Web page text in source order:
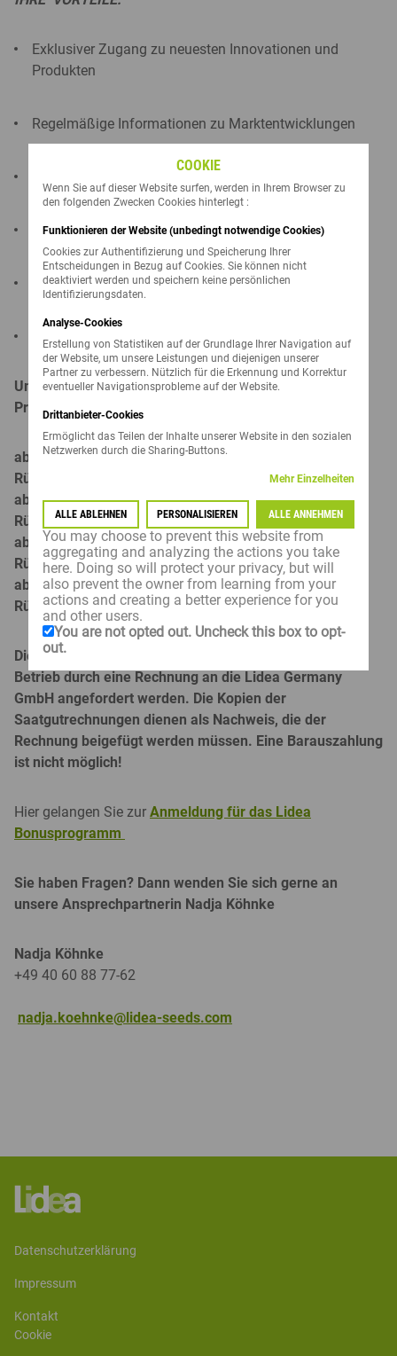
Exklusiver Zugang zu neuesten Innovationen und
Produkten
Regelmäßige Informationen zu Marktentwicklungen
Jährlich wechselnde Aktionsangebote
Attraktives Bonussystem
Informationen zu bevorstehenden Veranstaltungen
Umsatzabhängiger Bonus beim Kauf von Lidea
Produkten
ab einem Nettoumsatz von 10.000 Euro 4 %
Rückvergütung
ab einem Nettoumsatz von 25.000 Euro 5 %
Rückvergütung
ab einem Nettoumsatz von 50.000 Euro 6 %
Rückvergütung
ab einem Nettoumsatz von 75.000 Euro 8 %
Rückvergütung
Die Rückvergütung muss von dem landwirtschaftlichen
Betrieb durch eine Rechnung an die Lidea Germany
GmbH angefordert werden. Die Kopien der
Saatgutrechnungen dienen als Nachweis, die der
Rechnung beigefügt werden müssen. Eine Barauszahlung
ist nicht möglich!
Hier gelangen Sie zur Anmeldung für das Lidea
Bonusprogramm
Sie haben Fragen? Dann wenden Sie sich gerne an
unsere Ansprechpartnerin Nadja Köhnke
Nadja Köhnke
+49 40 60 88 77-62
nadja.koehnke@lidea-seeds.com
datenschutzerklärung
impressum
kontakt
cookie
COOKIE
Wenn Sie auf dieser Website surfen, werden in Ihrem Browser zu
den folgenden Zwecken Cookies hinterlegt :
Funktionieren der Website (unbedingt notwendige Cookies)
Cookies zur Authentifizierung und Speicherung Ihrer
Entscheidungen in Bezug auf Cookies. Sie können nicht
deaktiviert werden und speichern keine persönlichen
Identifizierungsdaten.
Analyse-Cookies
Erstellung von Statistiken auf der Grundlage Ihrer Navigation auf
der Website, um unsere Leistungen und diejenigen unserer
Partner zu verbessern. Nützlich für die Erkennung und Korrektur
eventueller Navigationsprobleme auf der Website.
Drittanbieter-Cookies
Ermöglicht das Teilen der Inhalte unserer Website in den sozialen
Netzwerken durch die Sharing-Buttons.
Mehr Einzelheiten
ALLE ABLEHNEN PERSONALISIEREN ALLE ANNEHMEN
You may choose to prevent this website from
aggregating and analyzing the actions you take
here. Doing so will protect your privacy, but will
also prevent the owner from learning from your
actions and creating a better experience for you
and other users.
You are not opted out. Uncheck this box to opt-
out.